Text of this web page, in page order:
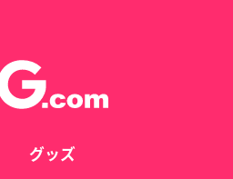
グッズ